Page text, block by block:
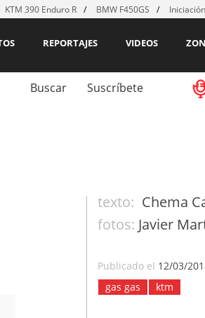
KTM 390 Enduro R BMW F450GS
VIDEOS
REPORTAJES
Buscar Suscríbete
texto: Chema
fotos: Javier
Publicado el 12/03/
gas gas
ktm